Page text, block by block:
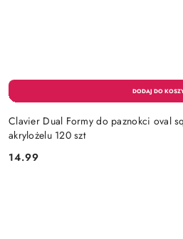
Clavier Dual Formy do paznokci oval
akrylożelu 120 szt
Cena:
14.99